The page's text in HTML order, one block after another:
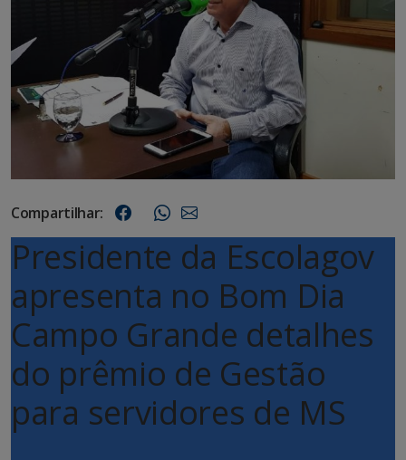
Compartilhar:
Presidente da Escolagov
apresenta no Bom Dia
Campo Grande detalhes
do prêmio de Gestão
para servidores de MS